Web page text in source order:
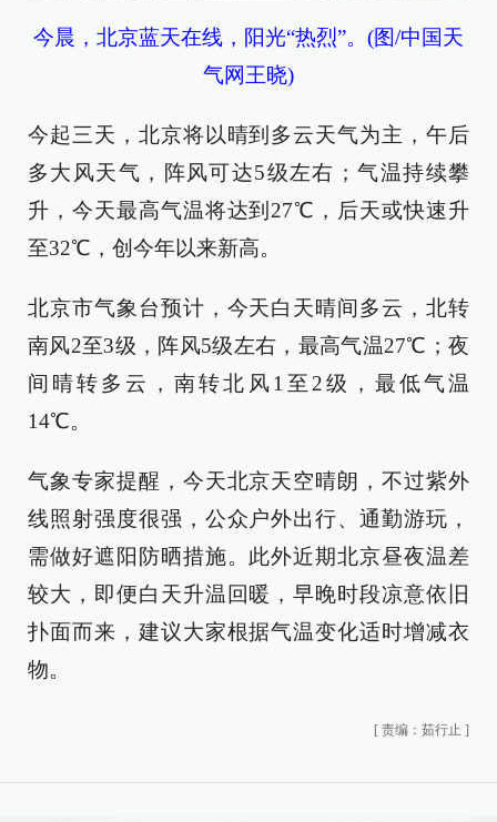
今晨，北京蓝天在线，阳光“热烈”。(图/中国天
气网王晓)
今起三天，北京将以晴到多云天气为主，午后
多大风天气，阵风可达5级左右；气温持续攀
升，今天最高气温将达到27℃，后天或快速升
至32℃，创今年以来新高。
北京市气象台预计，今天白天晴间多云，北转
南风2至3级，阵风5级左右，最高气温27℃；夜
间晴转多云，南转北风1至2级，最低气温
14℃。
气象专家提醒，今天北京天空晴朗，不过紫外
线照射强度很强，公众户外出行、通勤游玩，
需做好遮阳防晒措施。此外近期北京昼夜温差
较大，即便白天升温回暖，早晚时段凉意依旧
扑面而来，建议大家根据气温变化适时增减衣
物。
[ 责编：茹行止 ]